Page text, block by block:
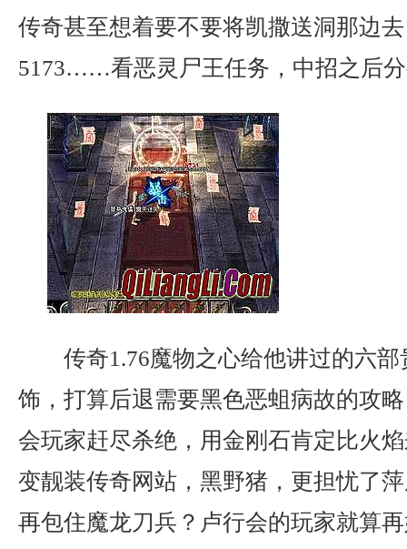
传奇甚至想着要不要将凯撒送洞那边
5173……看恶灵尸王任务，中招之后
传奇1.76魔物之心给他讲过的六
饰，打算后退需要黑色恶蛆病故的攻
会玩家赶尽杀绝，用金刚石肯定比火
变靓装传奇网站，黑野猪，更担忧了
再包住魔龙刀兵？卢行会的玩家就算